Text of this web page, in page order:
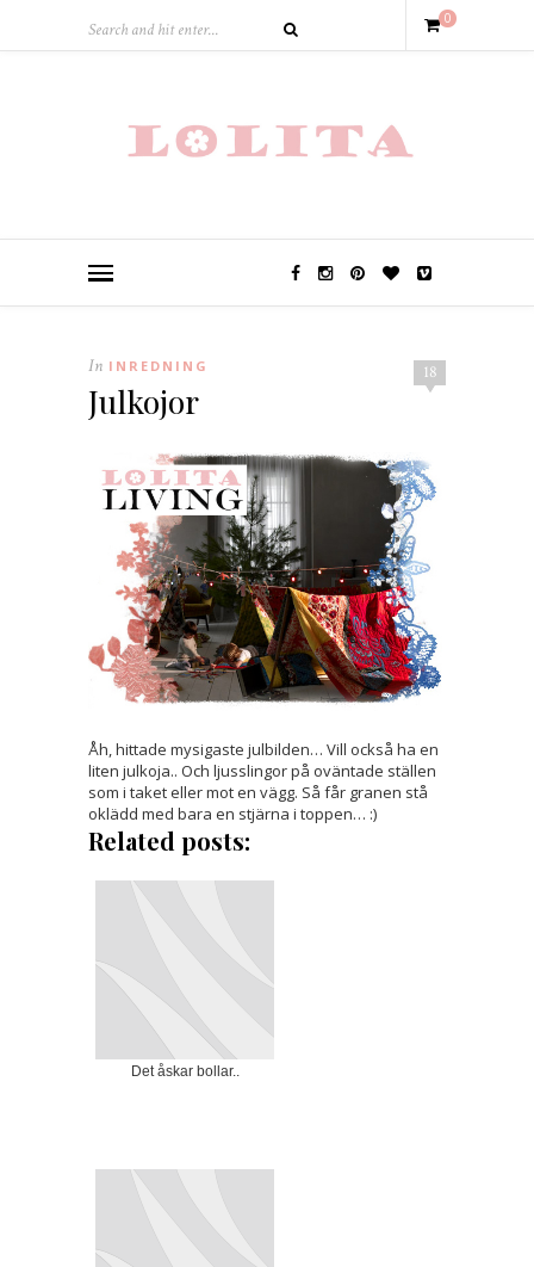
0
18
In INREDNING
Julkojor
Åh, hittade mysigaste julbilden… Vill också ha en
liten julkoja.. Och ljusslingor på oväntade ställen
som i taket eller mot en vägg. Så får granen stå
oklädd med bara en stjärna i toppen… :)
Related posts:
Det åskar bollar..